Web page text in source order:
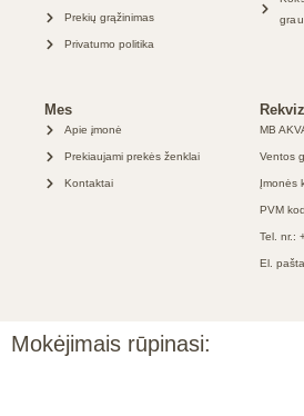
Prekių grąžinimas
Privatumo politika
Mes
Apie įmonė
Prekiaujami prekės ženklai
Kontaktai
MB
Ventos
Įmonės
PVM
Tel. nr.:
El.
Mokėjimais rūpinasi: